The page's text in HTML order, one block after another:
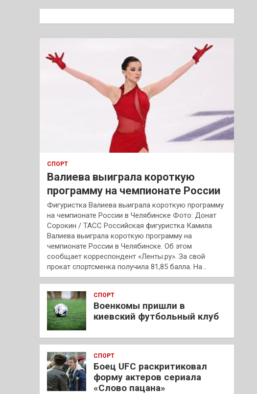
к
СПОРТ
Валиева выиграла короткую
программу на чемпионате России
Фигуристка Валиева выиграла короткую программу
на чемпионате России в Челябинске Фото: Донат
Сорокин / ТАСС Российская фигуристка Камила
Валиева выиграла короткую программу на
чемпионате России в Челябинске. Об этом
сообщает корреспондент «Ленты.ру». За свой
прокат спортсменка получила 81,85 балла. На…
СПОРТ
Военкомы пришли в
киевский футбольный клуб
СПОРТ
Боец UFC раскритиковал
форму актеров сериала
«Слово пацана»